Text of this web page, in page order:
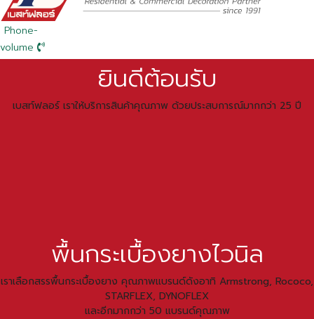
Phone-
volume
ยินดีต้อนรับ
เบสท์ฟลอร์ เราให้บริการสินค้าคุณภาพ ด้วยประสบการณ์มากกว่า 25 ปี
พื้นกระเบื้องยางไวนิล
เราเลือกสรรพื้นกระเบื้องยาง คุณภาพแบรนด์ดังอาทิ Armstrong, Rococo,
STARFLEX, DYNOFLEX
และอีกมากกว่า 50 แบรนด์คุณภาพ